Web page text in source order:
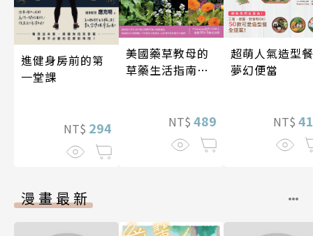
進健身房前的第
一堂課
NT$ 294
美國藥草教母的
草藥生活指南
NT$ 489
超萌人氣造型
夢幻便當
NT$
漫畫最新